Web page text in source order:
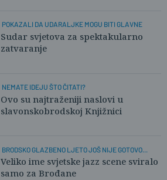
POKAZALI DA UDARALJKE MOGU BITI GLAVNE
Sudar svjetova za spektakularno
zatvaranje
NEMATE IDEJU ŠTO ČITATI?
Ovo su najtraženiji naslovi u
slavonskobrodskoj Knjižnici
BRODSKO GLAZBENO LJETO JOŠ NIJE GOTOVO...
Veliko ime svjetske jazz scene sviralo
samo za Brođane